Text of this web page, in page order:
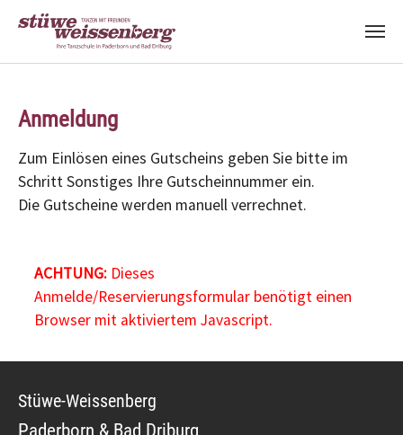
Anmeldung
Zum Einlösen eines Gutscheins geben Sie bitte im
Schritt Sonstiges Ihre Gutscheinnummer ein.
Die Gutscheine werden manuell verrechnet.
ACHTUNG:Dieses
Anmelde/Reservierungsformular benötigt einen
Browser mit aktiviertem Javascript.
Stüwe-Weissenberg
Paderborn & Bad Driburg